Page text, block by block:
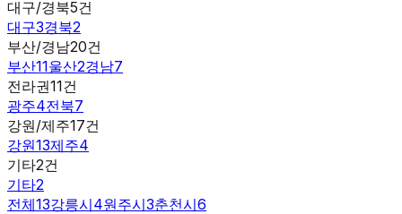
대구/경북5건
대구3경북2
부산/경남20건
부산11울산2경남7
전라권11건
광주4전북7
강원/제주17건
강원13제주4
기타2건
기타2
전체13강릉시4원주시3춘천시6